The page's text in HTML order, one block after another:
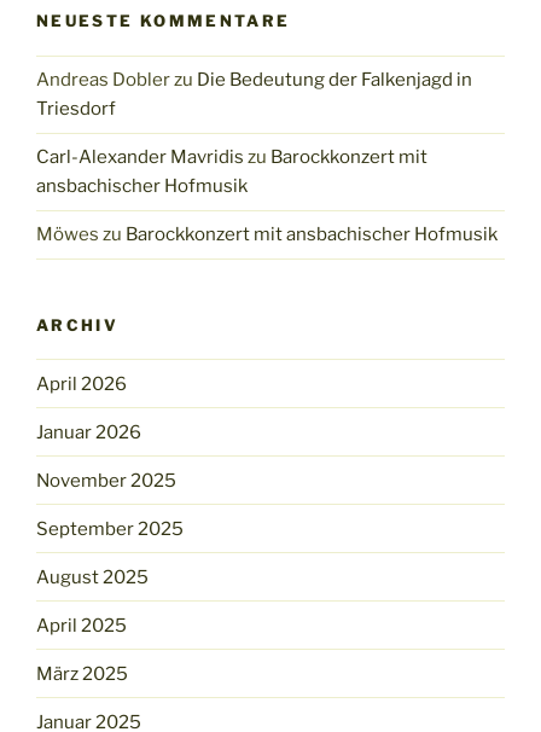
NEUESTE KOMMENTARE
Andreas Doblerzu Die Bedeutung der Falkenjagd in
Triesdorf
Carl-Alexander Mavridis zu Barockkonzert mit
ansbachischer Hofmusik
Möwes zu Barockkonzert mit ansbachischer Hofmusik
ARCHIV
April 2026
Januar 2026
November 2025
September 2025
August 2025
April 2025
März 2025
Januar 2025